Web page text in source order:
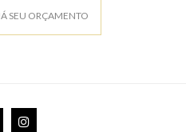
SEU ORÇAMENTO